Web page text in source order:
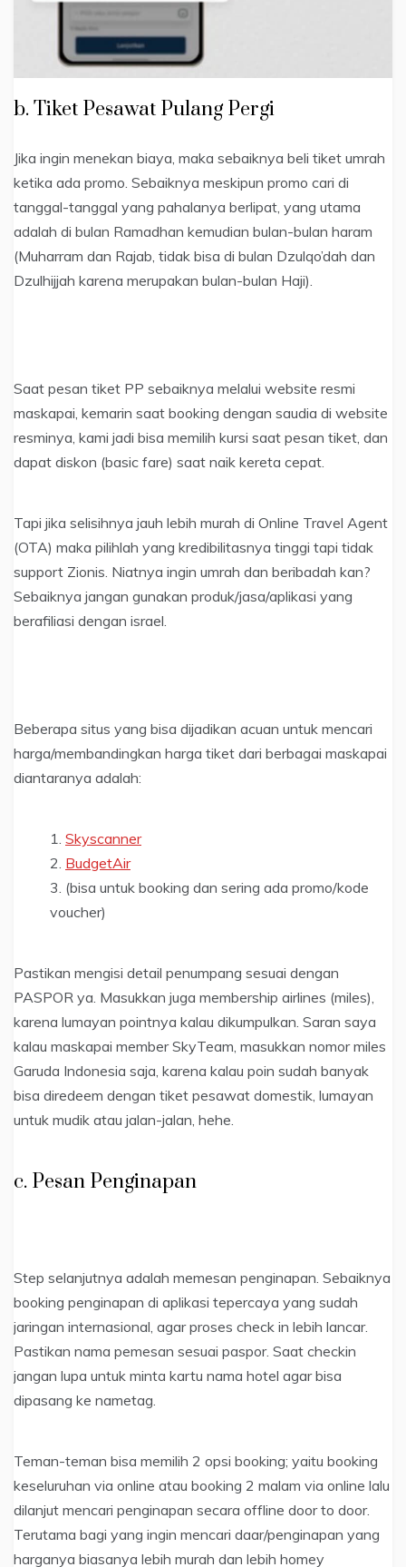
b. Tiket Pesawat Pulang Pergi
Jika ingin menekan biaya, maka sebaiknya beli tiket umrah
ketika ada promo. Sebaiknya meskipun promo cari di
tanggal-tanggal yang pahalanya berlipat, yang utama
adalah di bulan Ramadhan kemudian bulan-bulan haram
(Muharram dan Rajab, tidak bisa di bulan Dzulqo’dah dan
Dzulhijjah karena merupakan bulan-bulan Haji).
Saat pesan tiket PP sebaiknya melalui website resmi
maskapai, kemarin saat booking dengan saudia di website
resminya, kami jadi bisa memilih kursi saat pesan tiket, dan
dapat diskon (basic fare) saat naik kereta cepat.
Tapi jika selisihnya jauh lebih murah di Online Travel Agent
(OTA) maka pilihlah yang kredibilitasnya tinggi tapi tidak
support Zionis. Niatnya ingin umrah dan beribadah kan?
Sebaiknya jangan gunakan produk/jasa/aplikasi yang
berafiliasi dengan israel.
Beberapa situs yang bisa dijadikan acuan untuk mencari
harga/membandingkan harga tiket dari berbagai maskapai
diantaranya adalah:
Skyscanner
BudgetAir
(bisa untuk booking dan sering ada promo/kode
voucher)
Pastikan mengisi detail penumpang sesuai dengan
PASPOR ya. Masukkan juga membership airlines (miles),
karena lumayan pointnya kalau dikumpulkan. Saran saya
kalau maskapai member SkyTeam, masukkan nomor miles
Garuda Indonesia saja, karena kalau poin sudah banyak
bisa diredeem dengan tiket pesawat domestik, lumayan
untuk mudik atau jalan-jalan, hehe.
c. Pesan Penginapan
Step selanjutnya adalah memesan penginapan. Sebaiknya
booking penginapan di aplikasi tepercaya yang sudah
jaringan internasional, agar proses check in lebih lancar.
Pastikan nama pemesan sesuai paspor. Saat checkin
jangan lupa untuk minta kartu nama hotel agar bisa
dipasang ke nametag.
Teman-teman bisa memilih 2 opsi booking; yaitu booking
keseluruhan via online atau booking 2 malam via online lalu
dilanjut mencari penginapan secara offline door to door.
Terutama bagi yang ingin mencari daar/penginapan yang
harganya biasanya lebih murah dan lebih homey